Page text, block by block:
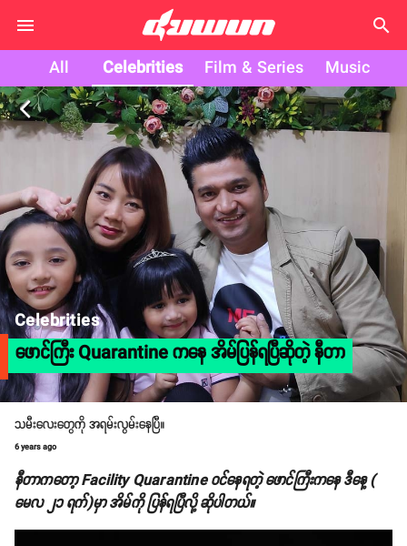
search
All Celebrities Film & Series Music
arrow_back_ios
Celebrities
ဖောင်ကြီး Quarantine ကနေ အိမ်ပြန်ရပြီဆိုတဲ့ နီတာ
သမီးလေးတွေကို အရမ်းလွမ်းနေပြီ။
6 years ago
နီတာကတော့ Facility Quarantine ဝင်နေရတဲ့ ဖောင်ကြီးကနေ ဒီနေ့ (
မေလ ၂၁ ရက်)မှာ အိမ်ကို ပြန်ရပြီလို့ ဆိုပါတယ်။